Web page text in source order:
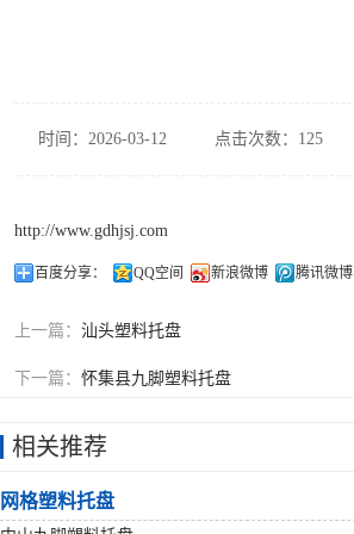
时间：2026-03-12 点击次数：125
http://www.gdhjsj.com
百度分享： QQ空间 新浪微博 腾讯微博
上一篇： 汕头塑料托盘
下一篇： 怀集县九脚塑料托盘
相关推荐
网格塑料托盘